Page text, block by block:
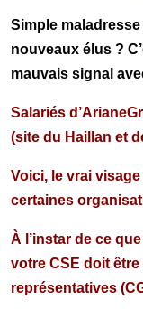
Simple
nouveaux élus ?
mauvais signal
Salariés
(site du Haillan et
Voici, le vrai
certaines
À l’instar de ce
votre CSE doit
représentatives